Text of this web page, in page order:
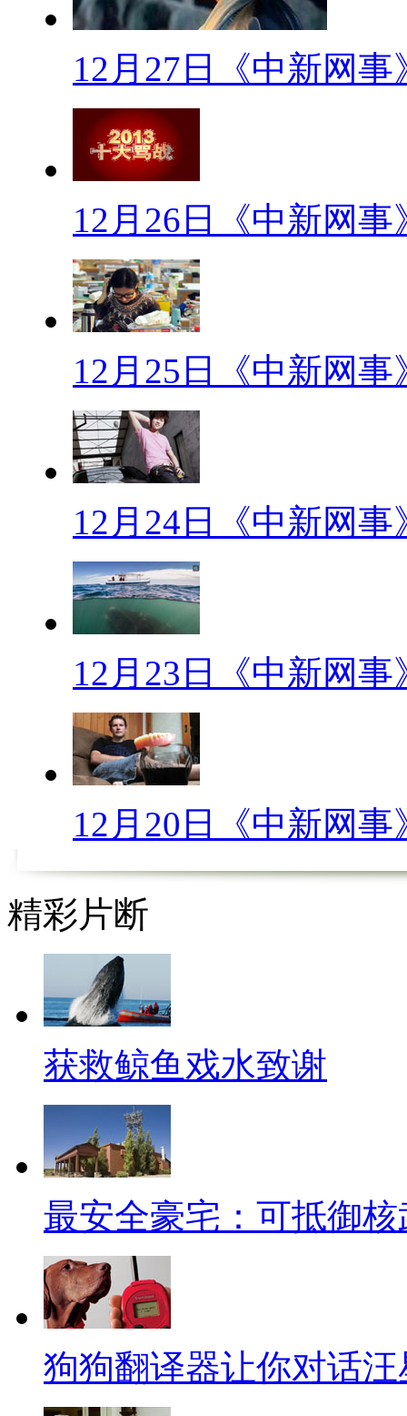
【官网裸女】
河南旅游资讯网官方微博日
上身长发披肩的女子，在神农
体摄影创作活动照片，不是色
【良心小偷】
近日，长沙的小范钱包被偷
包、银行卡、身份证都在，几
递单泄露了自己的地址，他感
这是偶然情况，证件丢失尽快挂
上班族女士外出，大多带包
病”！单肩背包包时，为防止
子。这姿势使肩背部肌肉长期
肉痉挛。预防“包包病”，应双
【1230网事观察】
中国人“最”什么？
【口播】说起咱中国人的特
聪明？最踏实？还是最现实呢
自我标准为基础看问题，从而
么？小伙伴们，你们怎么看呢？
中国人的特征到底什么样的
以来就是勤劳的民族，当然是“
就连国际友人都竖起大拇指认可
据德国媒体报道，最近，著
个国家的员工最勤劳”的问卷
不过也有不少人认为，中国
业”的。近日，盖洛普公司公布
度的调查，全球员工的敬业比
对此，不少小伙伴表示自己
敬业，则是一种工作态度。品
近日，由中山大学社会科学
查：2013年报告》正式发布。
无补偿。或许“加班无补偿”这
12月27日《中新网事
12月26日《中新网事
12月25日《中新网事
12月24日《中新网事
12月23日《中新网事
12月20日《中新网事
精彩片断
获救鲸鱼戏水致谢
最安全豪宅：可抵御核
狗狗翻译器让你对话汪